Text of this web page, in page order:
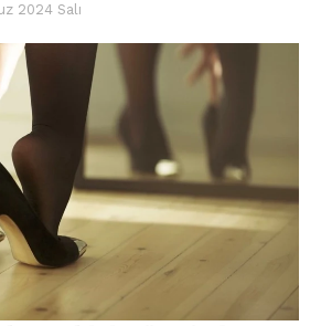
2024 Salı